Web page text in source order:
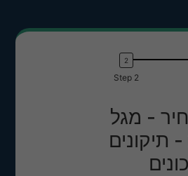
Step 2
- מגל
תיקונים